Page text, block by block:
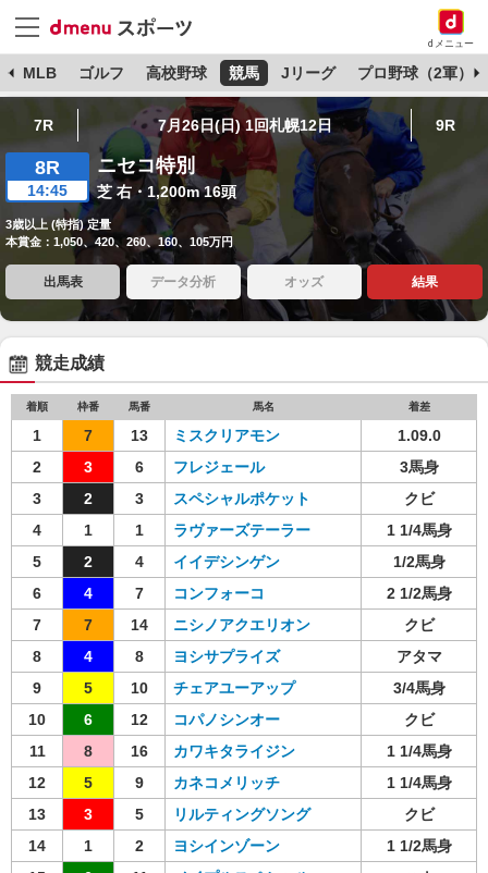
dメニュー
MLB ゴルフ 高校野球 競馬 Jリーグ プロ野球（2軍）
7R 7月26日(日) 1回札幌12日 9R
8R
14:45
ニセコ特別
芝 右・1,200m 16頭
3歳以上 (特指) 定量
本賞金：1,050、420、260、160、105万円
出馬表 データ分析 オッズ 結果
競走成績
着順 枠番 馬番 馬名 着差
1 7 13 ミスクリアモン
1.09.0
2
3 6 フレジェール
3馬身
3
2 3 スペシャルポケット
クビ
4
1 1 ラヴァーズテーラー
1 1/4馬身
5
2 4 イイデシンゲン
1/2馬身
6
4 7 コンフォーコ
2 1/2馬身
7
7 14 ニシノアクエリオン
クビ
8
4 8 ヨシサプライズ
アタマ
9
5 10 チェアユーアップ
3/4馬身
10
6 12 コパノシンオー
クビ
11
8 16 カワキタライジン
1 1/4馬身
12
5 9 カネコメリッチ
1 1/4馬身
13
3 5 リルティングソング
クビ
14
1 2 ヨシインゾーン
1 1/2馬身